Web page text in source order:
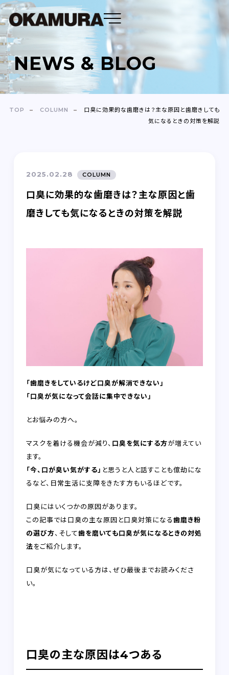
DENTAL FLOSS
TOOTH BRUSH
COMPANY
NEWS＆BLOG
RECRUIT
on-line shop
NEWS & BLOG
TOP COLUMN
口臭に効果的な歯磨きは？主な原因と歯磨きしても
気になるときの対策を解説
2025.02.28 COLUMN
口臭に効果的な歯磨きは？主な原因と歯
磨きしても気になるときの対策を解説
「歯磨きをしているけど口臭が解消できない」
「口臭が気になって会話に集中できない」
とお悩みの方へ。
マスクを着ける機会が減り、 口臭を気にする方が増えてい
ます。
「今、口が臭い気がする」 と思うと人と話すことも億劫にな
るなど、日常生活に支障をきたす方もいるほどです。
口臭にはいくつかの原因があります。
この記事では口臭の主な原因と口臭対策になる歯磨き粉
の選び方、そして歯を磨いても口臭が気になるときの対処
法をご紹介します。
口臭が気になっている方は、ぜひ最後までお読みくださ
い。
口臭の主な原因は4つある